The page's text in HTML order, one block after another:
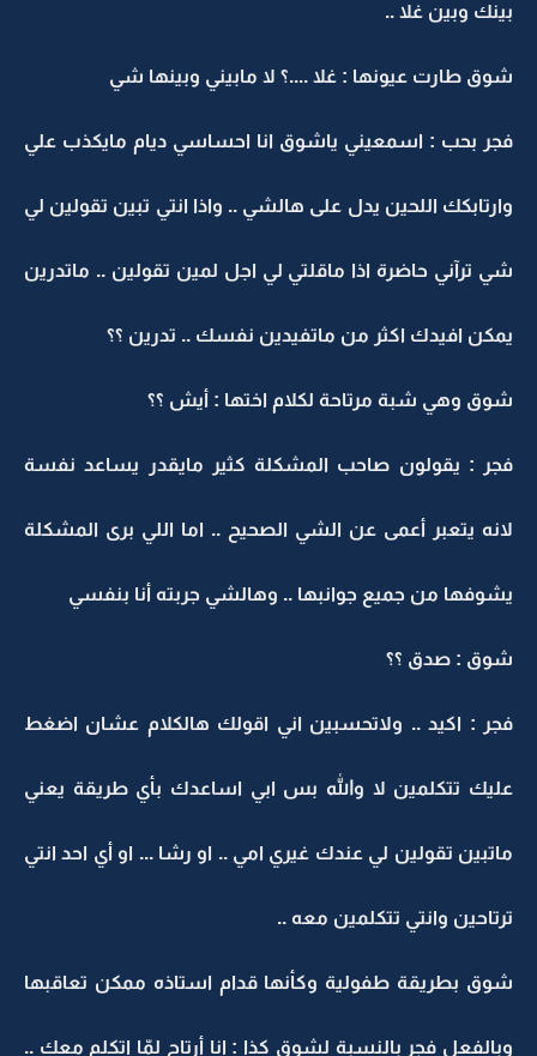
بينك وبين غلا ..
شوق طارت عيونها : غلا ....؟ لا مابيني وبينها شي
فجر بحب : اسمعيني ياشوق انا احساسي ديام مايكذب علي
وارتابكك اللحين يدل على هالشي .. واذا انتي تبين تقولين لي
شي ترآني حاضرة اذا ماقلتي لي اجل لمين تقولين .. ماتدرين
يمكن افيدك اكثر من ماتفيدين نفسك .. تدرين ؟؟
شوق وهي شبة مرتاحة لكلام اختها : أيش ؟؟
فجر : يقولون صاحب المشكلة كثير مايقدر يساعد نفسة
لانه يتعبر أعمى عن الشي الصحيح .. اما اللي برى المشكلة
يشوفها من جميع جوانبها .. وهالشي جربته أنا بنفسي
شوق : صدق ؟؟
فجر : اكيد .. ولاتحسبين اني اقولك هالكلام عشان اضغط
عليك تتكلمين لا والله بس ابي اساعدك بأي طريقة يعني
ماتبين تقولين لي عندك غيري امي .. او رشا ... او أي احد انتي
ترتاحين وانتي تتكلمين معه ..
شوق بطريقة طفولية وكأنها قدام استاذه ممكن تعاقبها
وبالفعل فجر بالنسبة لشوق كذا : انا أرتاح لمّا اتكلم معك ..